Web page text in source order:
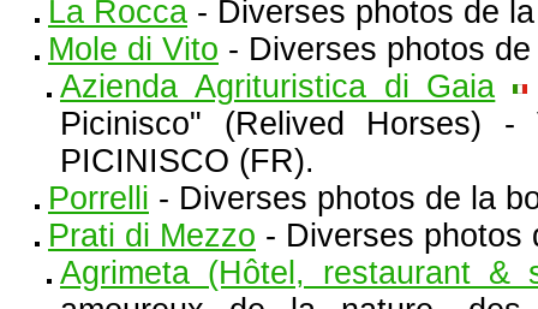
La Rocca - Diverses photos de
Mole di Vito - Diverses photos
Azienda Agrituristica di Gaia
Picinisco" (Relived Horses)
PICINISCO (FR).
Porrelli - Diverses photos de la
Prati di Mezzo - Diverses photos
Agrimeta (Hôtel, restaurant &